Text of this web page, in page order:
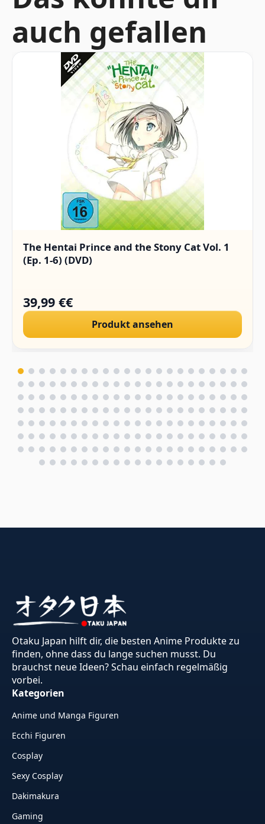
auch gefallen
The Hentai Prince and the Stony Cat Vol. 1
(Ep. 1-6) (DVD)
39,99 €€
Produkt ansehen
Otaku Japan hilft dir, die besten Anime Produkte zu
finden, ohne dass du lange suchen musst. Du
brauchst neue Ideen? Schau einfach regelmäßig
vorbei.
Kategorien
Anime und Manga Figuren
Ecchi Figuren
Cosplay
Sexy Cosplay
Dakimakura
Gaming